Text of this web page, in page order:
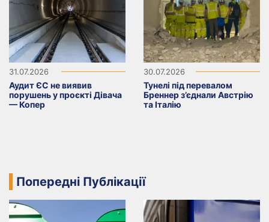
31.07.2026
Аудит ЄС не виявив
порушень у проєкті Дівача
— Копер
30.07.2026
Тунелі під перевалом
Бреннер з’єднали Австрію
та Італію
Попередні Публікації